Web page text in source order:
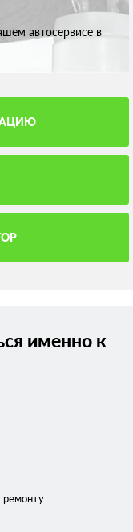
автосервисе в
именно к
ремонту